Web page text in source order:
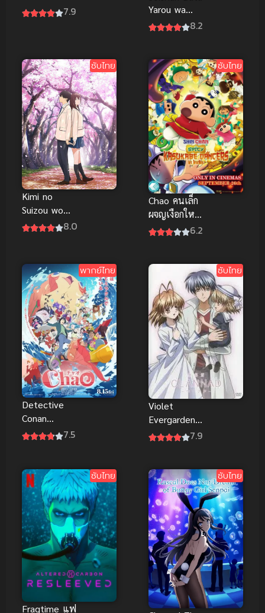
Movie 2
ตอน การ์ดที่
ถูกผนึก พากย์
ไทย
7.9
Yarou wa
Yumemiru
Minai เรื่องฝัน
ปั่นป่วนของ
ผมกับรุ่นพี่บัน
นี่เกิร์ล ซับไทย
8.2
ซับไทย
Kimi no
Suizou wo
Tabetai ตับ
ซับไทย
8.0
ซับไทย
Chao คนเล็ก
ผจญเงือกใหญ่
ซับไทย
6.2
พากย์ไทย
Detective
Conan
Episode
โคนัน คดี
พิพิธภัณฑ์สัตว์
น้ำของคุโด้ ชิ
นอิจิ พากย์
ไทย
7.5
ซับไทย
Violet
Evergarden
Eternity
เดอะมูฟวี่ ซับ
ไทย
7.9
ซับไทย
Fragtime แฟ
ซับไทย